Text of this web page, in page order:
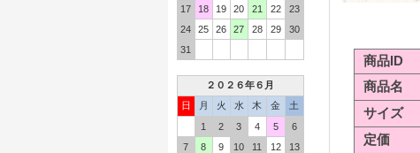
17
18 19 20 21 22
23
24
25 26 27 28 29
30
31
２０２６年６月
日
月 火 水 木 金
土
1
2 3 4 5
6
7
8 9 10 11 12
13
商品ID
商品名
サイズ
定価